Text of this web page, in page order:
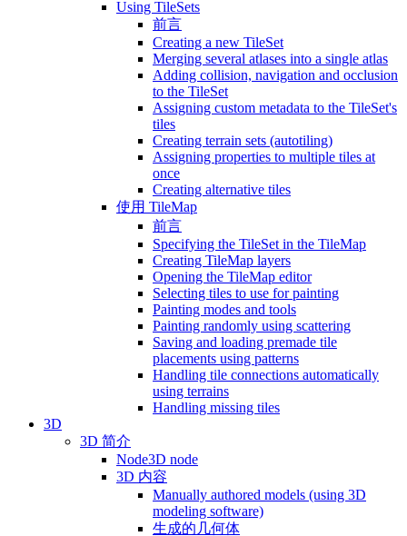
Using TileSets
前言
Creating a new TileSet
Merging several atlases into a single atlas
Adding collision, navigation and occlusion
to the TileSet
Assigning custom metadata to the TileSet's
tiles
Creating terrain sets (autotiling)
Assigning properties to multiple tiles at
once
Creating alternative tiles
使用 TileMap
前言
Specifying the TileSet in the TileMap
Creating TileMap layers
Opening the TileMap editor
Selecting tiles to use for painting
Painting modes and tools
Painting randomly using scattering
Saving and loading premade tile
placements using patterns
Handling tile connections automatically
using terrains
Handling missing tiles
3D
3D 简介
Node3D node
3D 内容
Manually authored models (using 3D
modeling software)
生成的几何体